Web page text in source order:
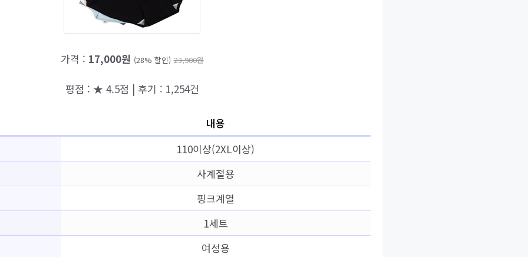
가격 : 17,000원 (28% 할인) 23,900원
평점 : ★ 4.5점 | 후기 : 1,254건
내용
110이상(2XL이상)
사계절용
핑크계열
1세트
여성용